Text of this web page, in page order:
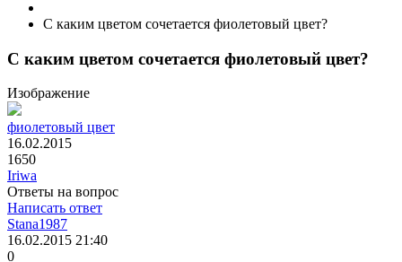
С каким цветом сочетается фиолетовый цвет?
С каким цветом сочетается фиолетовый цвет?
Изображение
фиолетовый цвет
16.02.2015
1650
Iriwa
Ответы на вопрос
Написать ответ
Stana1987
16.02.2015 21:40
0